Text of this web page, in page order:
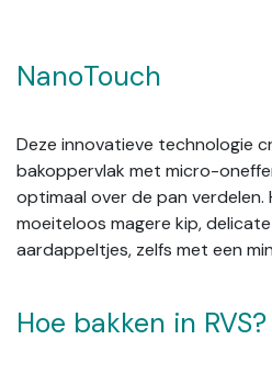
NanoTouch
Deze innovatieve technologie
bakoppervlak met micro-
optimaal over de pan verdelen.
moeiteloos magere kip,
aardappeltjes, zelfs met een
Hoe bakken in RVS?